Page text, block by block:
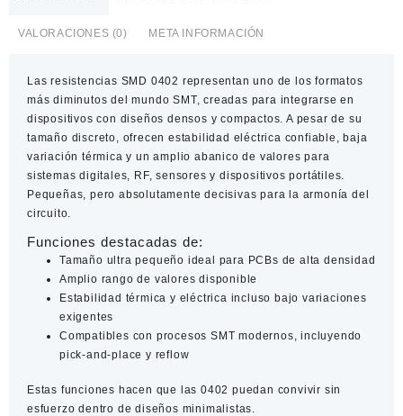
VALORACIONES (0) META INFORMACIÓN
Lasresistencias SMD 0402 representan uno de los formatos
más diminutos del mundo SMT, creadas para integrarse en
dispositivos con diseños densos y compactos. A pesar de su
tamaño discreto, ofrecen estabilidad eléctrica confiable, baja
variación térmica y un amplio abanico de valores para
sistemas digitales, RF, sensores y dispositivos portátiles.
Pequeñas, pero absolutamente decisivas para la armonía del
circuito.
Funciones destacadas de:
Tamaño ultra pequeño ideal para PCBs de alta densidad
Amplio rango de valores disponible
Estabilidad térmica y eléctrica incluso bajo variaciones
exigentes
Compatibles con procesos SMT modernos , incluyendo
pick-and-place y reflow
Estas funciones hacen que las 0402 puedan convivir sin
esfuerzo dentro de diseños minimalistas.